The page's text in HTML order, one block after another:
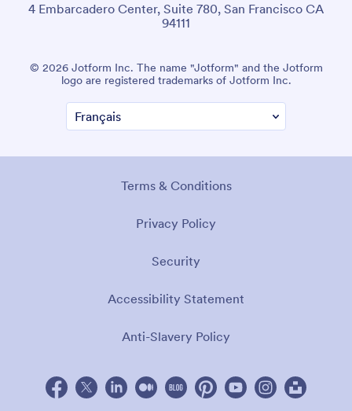
4 Embarcadero Center, Suite 780, San Francisco CA
94111
© 2026 Jotform Inc. The name "Jotform" and the Jotform
logo are registered trademarks of Jotform Inc.
Terms & Conditions
Privacy Policy
Security
Accessibility Statement
Anti-Slavery Policy